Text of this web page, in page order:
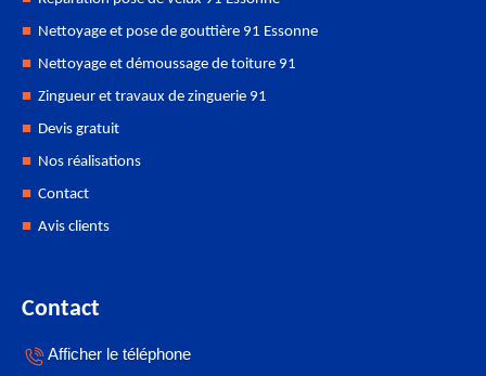
Nettoyage et pose de gouttière 91 Essonne
Nettoyage et démoussage de toiture 91
Zingueur et travaux de zinguerie 91
Devis gratuit
Nos réalisations
Contact
Avis clients
Contact
Afficher le téléphone